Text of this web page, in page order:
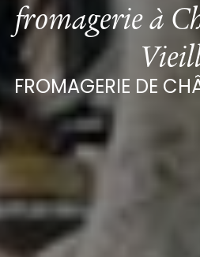
fromagerie à
FROMAGERIE DE